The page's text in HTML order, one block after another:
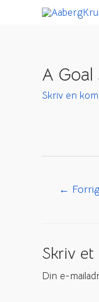
A Goal
Skriv en
←
Skriv et
Din e-